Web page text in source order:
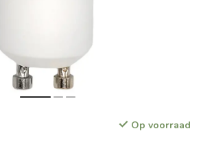
Op voorraad